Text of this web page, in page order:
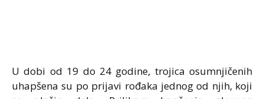
U dobi od 19 do 24 godine, trojica osumnjičenih
uhapšena su po prijavi rođaka jednog od njih, koji